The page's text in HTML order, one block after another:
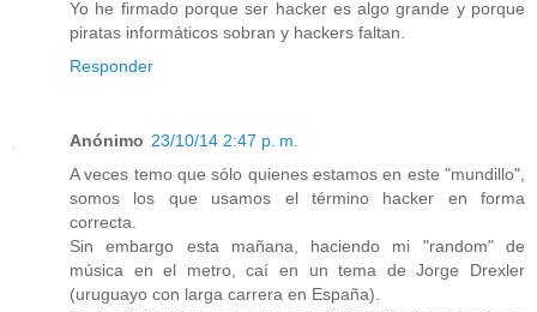
Yo he firmado porque ser hacker es algo grande y porque
piratas informáticos sobran y hackers faltan.
Responder
Anónimo 23/10/14 2:47 p. m.
A veces temo que sólo quienes estamos en este "mundillo",
somos los que usamos el término hacker en forma
correcta.
Sin embargo esta mañana, haciendo mi "random" de
música en el metro, caí en un tema de Jorge Drexler
(uruguayo con larga carrera en España).